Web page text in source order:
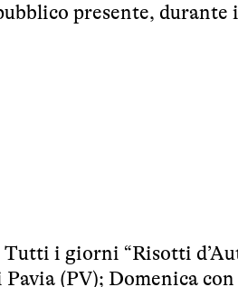
presente, durante
i giorni “Risotti
(PV); Domenica con